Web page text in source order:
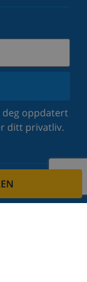
deg oppdatert
ditt privatliv.